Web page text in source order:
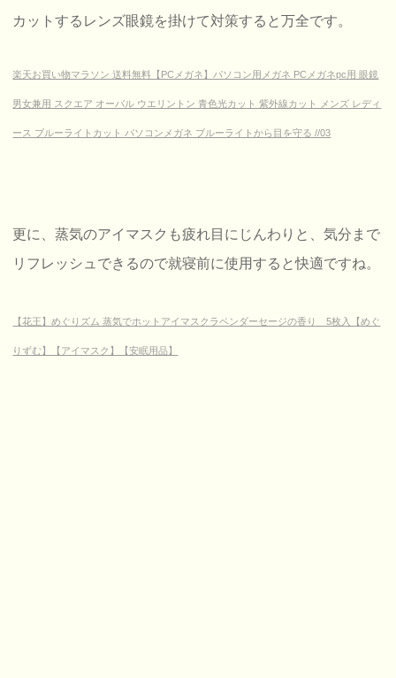
カットするレンズ眼鏡を掛けて対策すると万全です。
楽天お買い物マラソン 送料無料【PCメガネ】パソコン用メガネ PCメガネpc用 眼鏡
男女兼用 スクエア オーバル ウエリントン 青色光カット 紫外線カット メンズ レディ
ース ブルーライトカット パソコンメガネ ブルーライトから目を守る //03
更に、蒸気のアイマスクも疲れ目にじんわりと、気分まで
リフレッシュできるので就寝前に使用すると快適ですね。
【花王】めぐりズム 蒸気でホットアイマスクラベンダーセージの香り 5枚入【めぐ
りずむ】【アイマスク】【安眠用品】